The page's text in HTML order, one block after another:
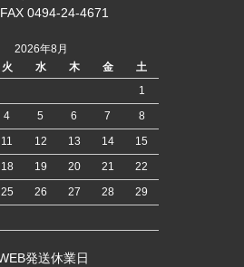
0494-24-4671
2026年8月
火 水 木 金
土
1
4 5 6 7
8
11 12 13 14
15
18 19 20 21
22
25 26 27 28
29
発送休業日